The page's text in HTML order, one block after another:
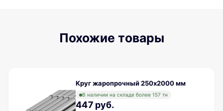
Похожие товары
Круг жаропрочный 250х2000 мм
В наличии на складе более 157 тн
447 руб.